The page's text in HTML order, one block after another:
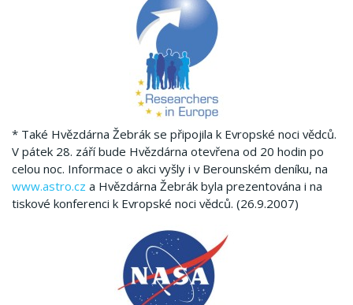
* Také Hvězdárna Žebrák se připojila k Evropské noci vědců.
V pátek 28. září bude Hvězdárna otevřena od 20 hodin po
celou noc. Informace o akci vyšly i v Berounském deníku, na
www.astro.cz a Hvězdárna Žebrák byla prezentována i na
tiskové konferenci k Evropské noci vědců. (26.9.2007)